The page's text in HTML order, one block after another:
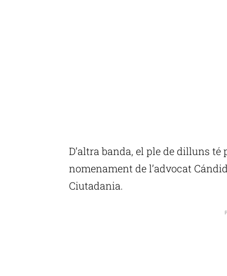
D’altra banda, el ple de dilluns
nomenament de l’advocat
Ciutadania.